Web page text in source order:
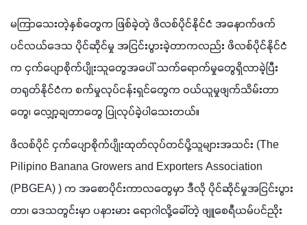
မကြာသေးတဲ့နှစ်တွေက ဖြစ်ခဲ့တဲ့ ဖိလစ်ပိုင်နိုင်ငံ အနောက်ဖက်
ပင်လယ်ဒေသ ပိုင်ဆိုင်မှု အငြင်းပွားခဲ့တာကလည်း ဖိလစ်ပိုင်နိုင်ငံ
က ငှက်ပျောစိုက်ပျိုးသူတွေအပေါ် သက်ရောက်မှုတွေရှိလာခဲ့ပြီး
တရုတ်နိုင်ငံက စက်မှုလုပ်ငန်းရှင်တွေက ဝယ်ယူမှုဖျက်သိမ်းတာ
တွေ၊ လျှော့ချတာတွေ ပြုလုပ်ခဲ့ပါသေးတယ်။
ဖိလစ်ပိုင် ငှက်ပျောစိုက်ပျိုးထုတ်လုပ်တင်ပို့သူများအသင်း (The
Pilipino Banana Growers and Exporters Association
(PBGEA) ) က အစောပိုင်းကာလတွေမှာ ဒီလို ပိုင်ဆိုင်မှုအငြင်းပွား
တာ၊ ဒေသတွင်းမှာ ပနားမား ရောဂါလို့ခေါ်တဲ့ ဖျူစေရီယမ်ပင်ညိုး